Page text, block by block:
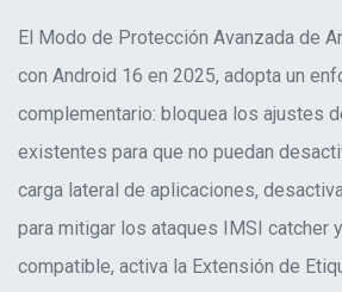
El Modo de Protección Avanzada de
con Android 16 en 2025, adopta un
complementario: bloquea los ajustes
existentes para que no puedan
carga lateral de aplicaciones,
para mitigar los ataques IMSI catcher
compatible, activa la Extensión de